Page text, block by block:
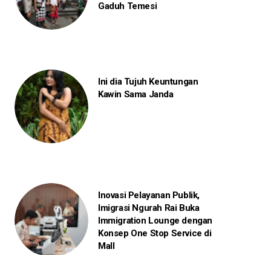
Gaduh Temesi
Ini dia Tujuh Keuntungan
Kawin Sama Janda
Inovasi Pelayanan Publik,
Imigrasi Ngurah Rai Buka
Immigration Lounge dengan
Konsep One Stop Service di
Mall